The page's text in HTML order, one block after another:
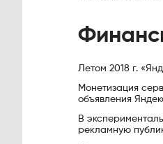
Летом 2018 г.
Монетизация
объявления
В
рекламную